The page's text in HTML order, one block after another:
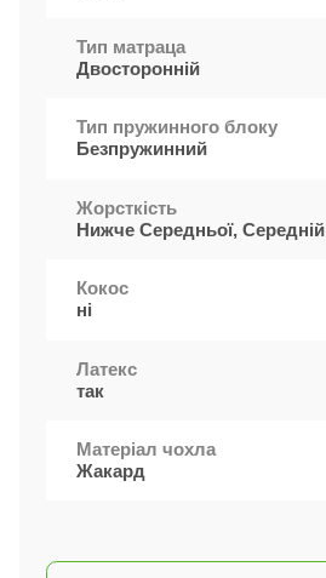
Тип матраца
Двосторонній
Тип пружинного блоку
Безпружинний
Жорсткість
Нижче Середньої, Середній
Кокос
ні
Латекс
так
Матеріал чохла
Жакард